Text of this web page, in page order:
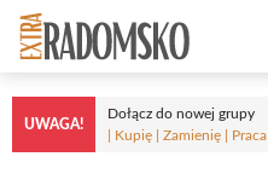
Przejdź
do
treści
UWAGA!
Dołącz do nowej grupy
| Kupię | Zamienię | Praca